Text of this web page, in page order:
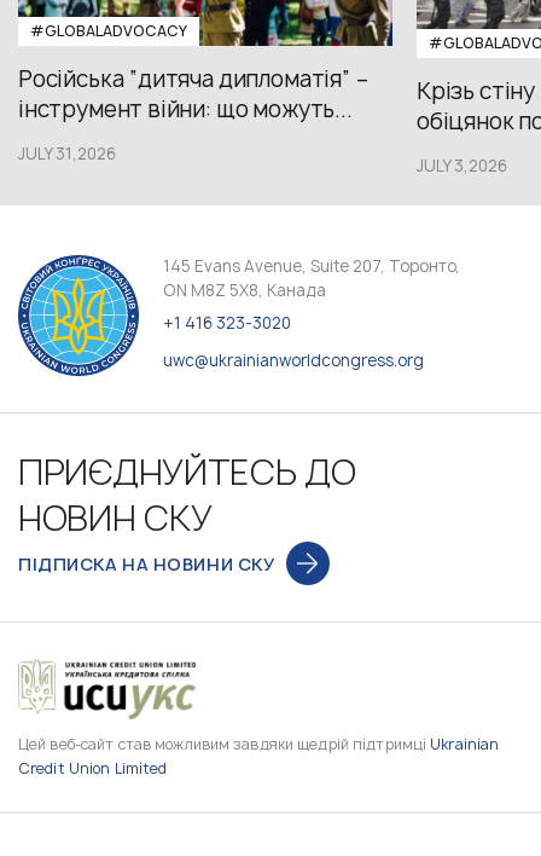
#GLOBALADVOCACY
Російська “дитяча дипломатія” –
інструмент війни: що можуть...
JULY 31,2026
Крізь
обіцянок
JULY 3,2026
145 Evans Avenue, Suite 207, Торонто,
ON M8Z 5X8, Канада
+1 416 323-3020
uwc@ukrainianworldcongress.org
ПРИЄДНУЙТЕСЬ ДО
НОВИН СКУ
ПІДПИСКА НА НОВИНИ СКУ
Цей веб-сайт став можливим завдяки щедрій підтримці Ukrainian
Credit Union Limited